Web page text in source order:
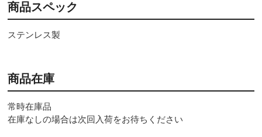
商品スペック
ステンレス製
商品在庫
常時在庫品
在庫なしの場合は次回入荷をお待ちください